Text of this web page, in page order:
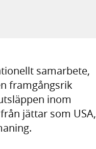
samarbete,
framgångsrik
inom
jättar som USA,